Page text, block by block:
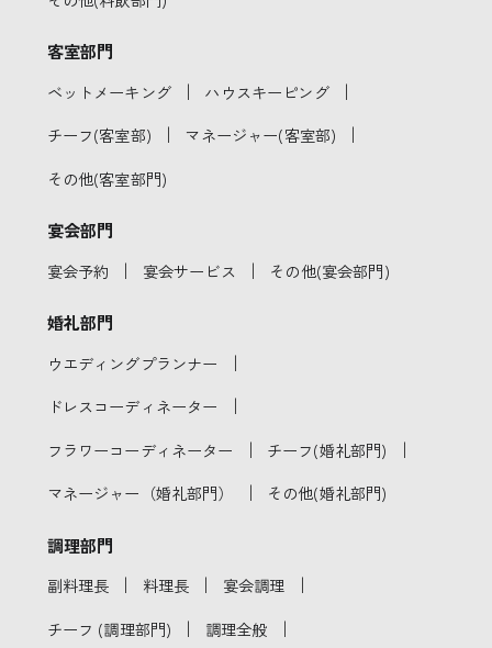
客室部門
ベットメーキング ｜ ハウスキーピング ｜
チーフ(客室部) ｜ マネージャー(客室部) ｜
その他(客室部門)
宴会部門
宴会予約 ｜ 宴会サービス ｜ その他(宴会部門)
婚礼部門
ウエディングプランナー ｜
ドレスコーディネーター ｜
フラワーコーディネーター ｜ チーフ(婚礼部門) ｜
マネージャー（婚礼部門） ｜ その他(婚礼部門)
調理部門
副料理長 ｜ 料理長 ｜ 宴会調理 ｜
チーフ (調理部門) ｜ 調理全般 ｜